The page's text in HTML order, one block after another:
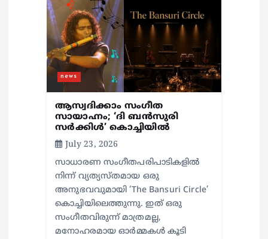
news
ആസ്വദിക്കാം സം​ഗീത
സായാഹ്നം; ‘ദി ബൻസുരി
സർക്കിൾ’ കൊച്ചിയിൽ
July 23, 2026
സാധാരണ സംഗീതപരിപാടികളിൽ
നിന്ന് വ്യത്യസ്തമായ ഒരു
അനുഭവവുമായി ‘The Bansuri Circle’
കൊച്ചിയിലെത്തുന്നു. ഇത് ഒരു
സംഗീതവിരുന്ന് മാത്രമല്ല,
മനോഹരമായ ഓർമ്മകൾ കൂടി